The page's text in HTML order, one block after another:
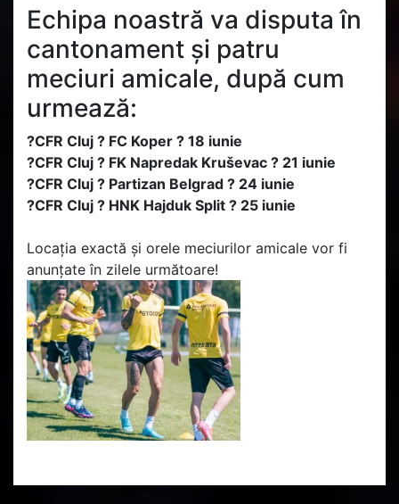
Echipa noastră va disputa în
cantonament și patru
meciuri amicale, după cum
urmează:
?CFR Cluj ? FC Koper ? 18 iunie
?CFR Cluj ? FK Napredak Kruševac ? 21 iunie
?CFR Cluj ? Partizan Belgrad ? 24 iunie
?CFR Cluj ? HNK Hajduk Split ? 25 iunie
Locația exactă și orele meciurilor amicale vor fi
anunțate în zilele următoare!